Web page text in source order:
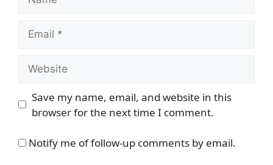
Email
Website
Save my name, email, and website in this
browser for the next time I comment.
Notify me of follow-up comments by email.